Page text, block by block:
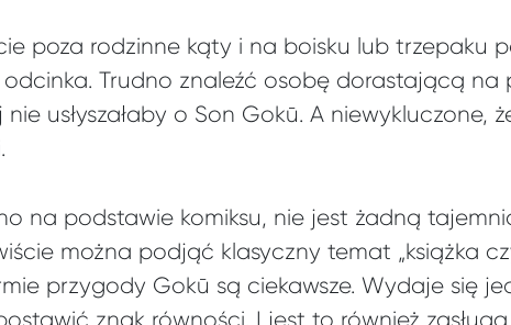
poza rodzinne kąty i na boisku lub trzepaku
Trudno znaleźć osobę dorastającą na
usłyszałaby o Son Gokū. A niewykluczone,
na podstawie komiksu, nie jest żadną
można podjąć klasyczny temat „książka
przygody Gokū są ciekawsze. Wydaje się